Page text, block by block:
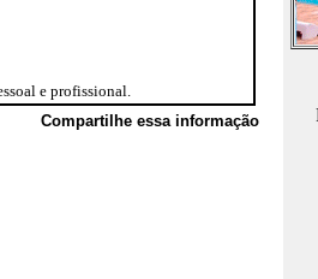
e profissional.
Compartilhe essa informação